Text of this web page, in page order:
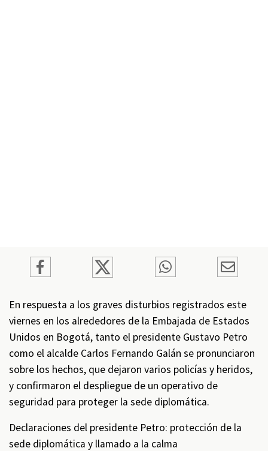
En respuesta a los graves disturbios registrados este
viernes en los alrededores de la Embajada de Estados
Unidos en Bogotá, tanto el presidente Gustavo Petro
como el alcalde Carlos Fernando Galán se pronunciaron
sobre los hechos, que dejaron varios policías y heridos,
y confirmaron el despliegue de un operativo de
seguridad para proteger la sede diplomática.
Declaraciones del presidente Petro: protección de la
sede diplomática y llamado a la calma